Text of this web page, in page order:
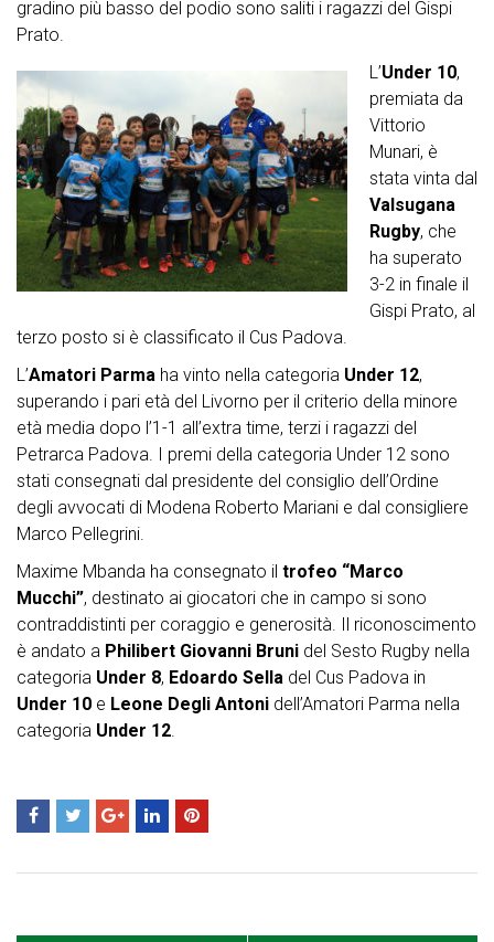
gradino più basso del podio sono saliti i ragazzi del Gispi
Prato.
L’Under 10,
premiata da
Vittorio
Munari, è
stata vinta dal
Valsugana
Rugby, che
ha superato
3-2 in finale il
Gispi Prato, al
terzo posto si è classificato il Cus Padova.
L’Amatori Parma ha vinto nella categoria Under 12,
superando i pari età del Livorno per il criterio della minore
età media dopo l’1-1 all’extra time, terzi i ragazzi del
Petrarca Padova. I premi della categoria Under 12 sono
stati consegnati dal presidente del consiglio dell’Ordine
degli avvocati di Modena Roberto Mariani e dal consigliere
Marco Pellegrini.
Maxime Mbanda ha consegnato il trofeo “Marco
Mucchi”, destinato ai giocatori che in campo si sono
contraddistinti per coraggio e generosità. Il riconoscimento
è andato a Philibert Giovanni Bruni del Sesto Rugby nella
categoria Under 8, Edoardo Sella del Cus Padova in
Under 10 e Leone Degli Antoni dell’Amatori Parma nella
categoria Under 12.